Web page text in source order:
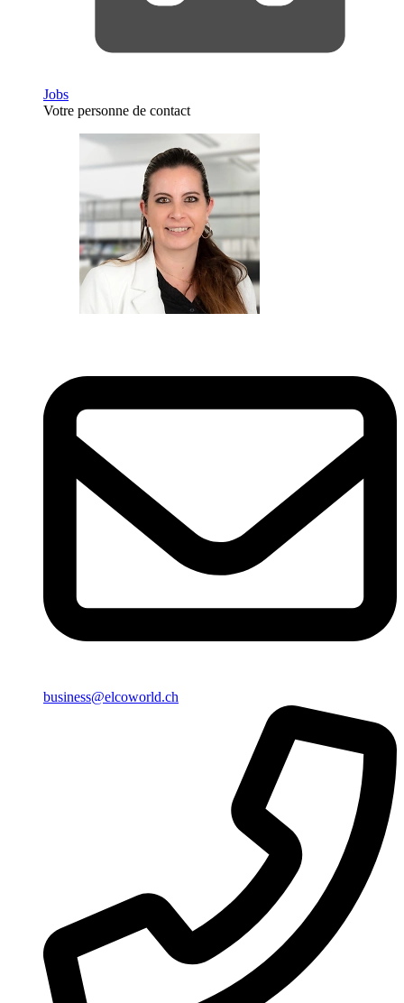
Jobs
Votre personne de contact
business@elcoworld.ch